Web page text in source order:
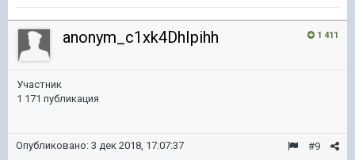
1 411
anonym_c1xk4DhIpihh
Участник
1 171 публикация
#9
Опубликовано: 3 дек 2018, 17:07:37